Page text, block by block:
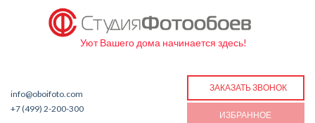
Уют Вашего дома начинается здесь!
info@oboifoto.com
+7 (499) 2-200-300
ЗАКАЗАТЬ ЗВОНОК
ИЗБРАННОЕ